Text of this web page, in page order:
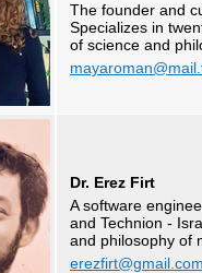
The founder and
Specializes in
of science and
Dr. Erez Firt
A software
and Technion -
and philosophy of
erezfirt@gmail.com